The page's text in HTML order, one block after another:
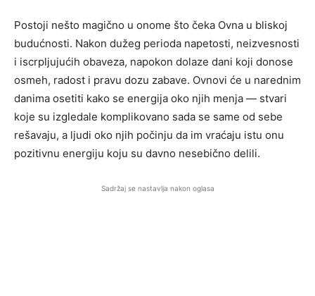
Postoji nešto magično u onome što čeka Ovna u bliskoj
budućnosti. Nakon dužeg perioda napetosti, neizvesnosti
i iscrpljujućih obaveza, napokon dolaze dani koji donose
osmeh, radost i pravu dozu zabave. Ovnovi će u narednim
danima osetiti kako se energija oko njih menja — stvari
koje su izgledale komplikovano sada se same od sebe
rešavaju, a ljudi oko njih počinju da im vraćaju istu onu
pozitivnu energiju koju su davno nesebično delili.
Sadržaj se nastavlja nakon oglasa